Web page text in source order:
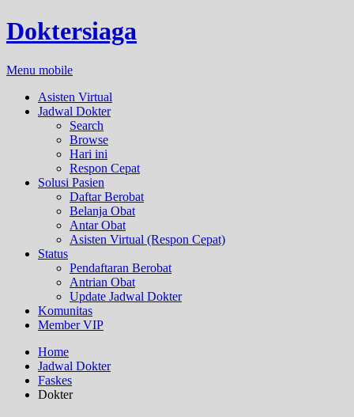
Doktersiaga
Menu mobile
Asisten Virtual
Jadwal Dokter
Search
Browse
Hari ini
Respon Cepat
Solusi Pasien
Daftar Berobat
Belanja Obat
Antar Obat
Asisten Virtual (Respon Cepat)
Status
Pendaftaran Berobat
Antrian Obat
Update Jadwal Dokter
Komunitas
Member VIP
Home
Jadwal Dokter
Faskes
Dokter